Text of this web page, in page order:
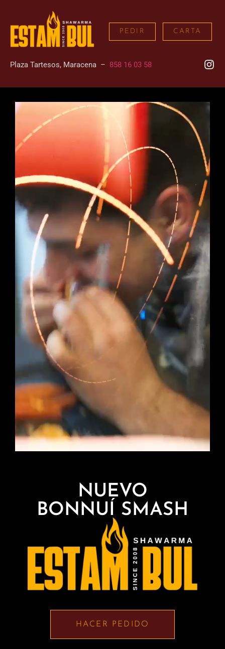
PEDIR CARTA
Plaza Tartesos, Maracena – 858 16 03 58
NUEVO
BONNUÍ SMASH
HACER PEDIDO